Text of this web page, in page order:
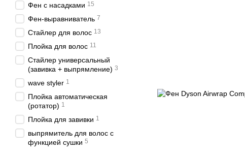
Фен с насадками 15
Фен-выравниватель 7
Стайлер для волос 13
Плойка для волос 11
Стайлер универсальный
(завивка + выпрямление) 3
wave styler 1
Плойка автоматическая
(ротатор) 1
Плойка для завивки 1
выпрямитель для волос с
функцией сушки 5